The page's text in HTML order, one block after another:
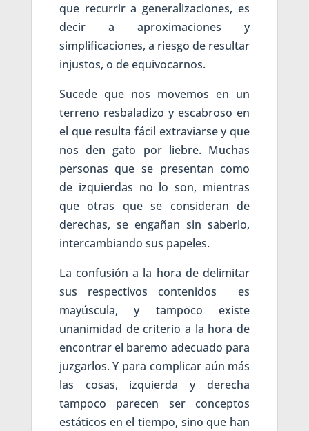
que recurrir a generalizaciones, es
decir a aproximaciones y
simplificaciones, a riesgo de resultar
injustos, o de equivocarnos.
Sucede que nos movemos en un
terreno resbaladizo y escabroso en
el que resulta fácil extraviarse y que
nos den gato por liebre. Muchas
personas que se presentan como
de izquierdas no lo son, mientras
que otras que se consideran de
derechas, se engañan sin saberlo,
intercambiando sus papeles.
La confusión a la hora de delimitar
sus respectivos contenidos es
mayúscula, y tampoco existe
unanimidad de criterio a la hora de
encontrar el baremo adecuado para
juzgarlos. Y para complicar aún más
las cosas, izquierda y derecha
tampoco parecen ser conceptos
estáticos en el tiempo, sino que han